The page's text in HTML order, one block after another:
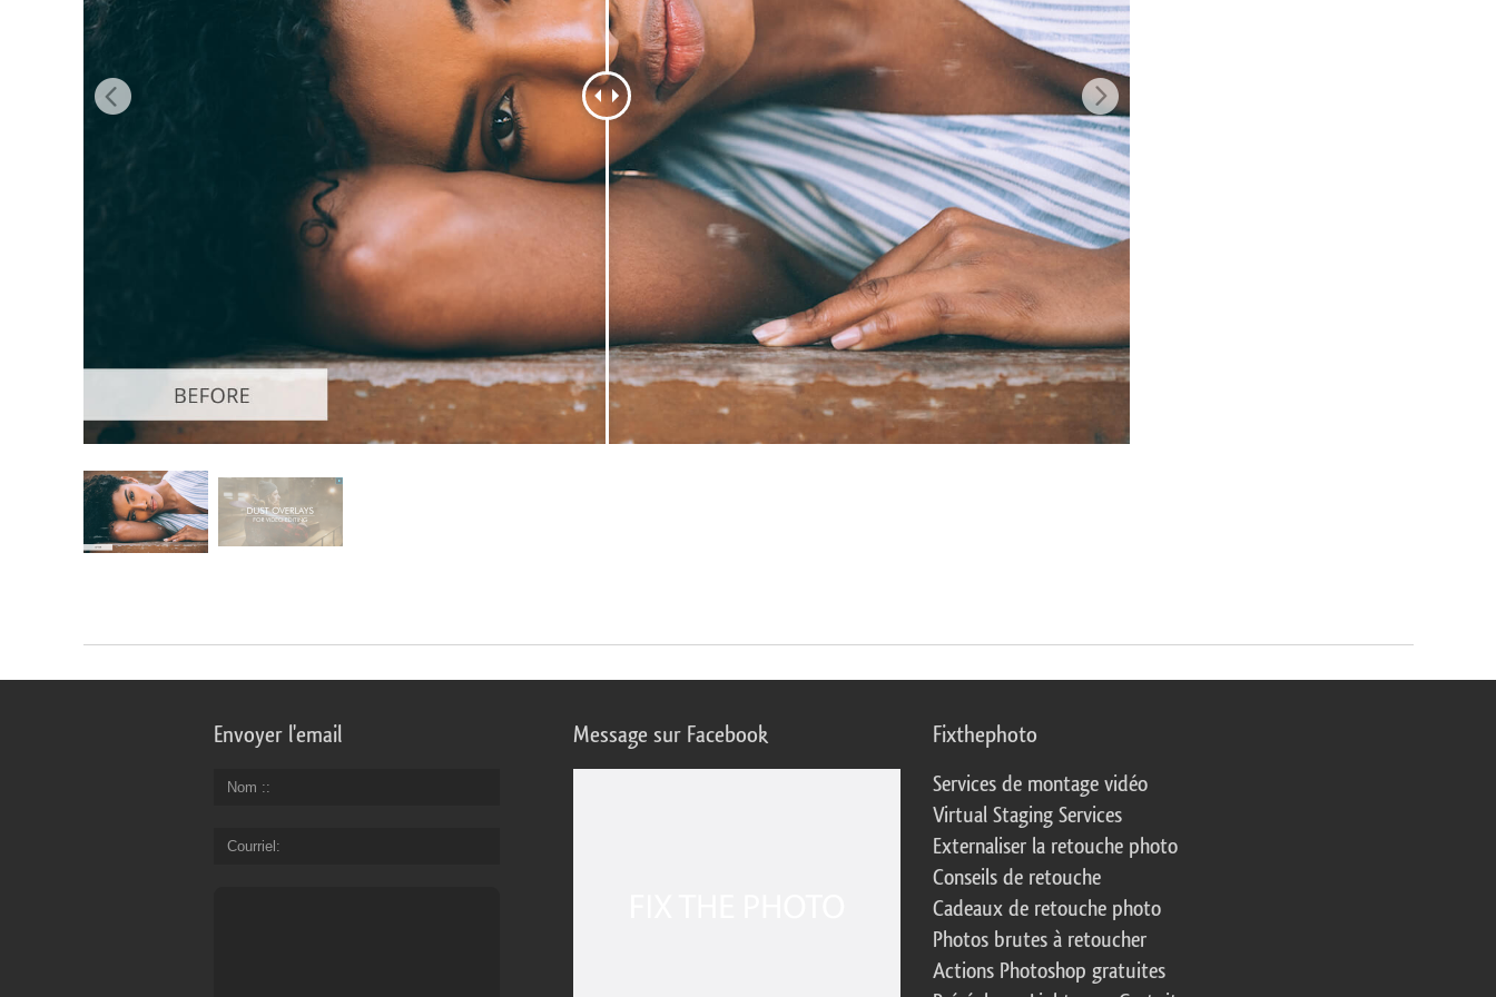
Services de retouche de produits Services de retouche de bijoux Données d'Entraînement IA Video Editing Services
Envoyer l'email
Nom :
Courriel
Message sur Facebook Fixthephoto
Services de montage vidéo
Virtual Staging Services
Externaliser la retouche photo
Conseils de retouche
Cadeaux de retouche photo
Photos brutes à retoucher
Actions Photoshop gratuites